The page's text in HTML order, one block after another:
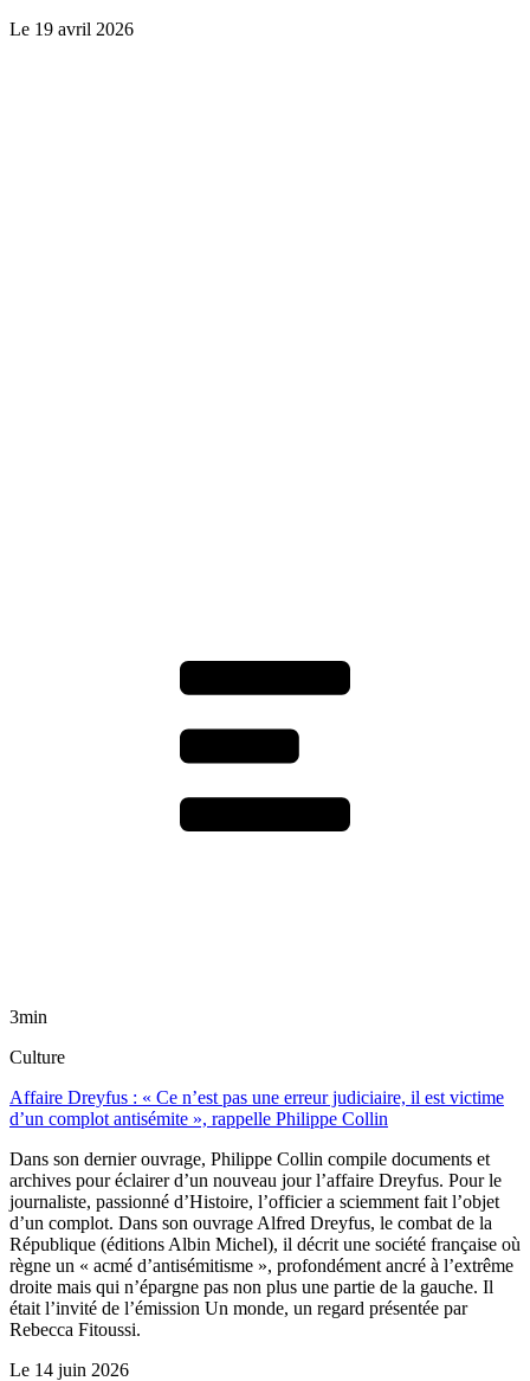
Le 19 avril 2026
3min
Culture
Affaire Dreyfus : « Ce n’est pas une erreur judiciaire, il est victime
d’un complot antisémite », rappelle Philippe Collin
Dans son dernier ouvrage, Philippe Collin compile documents et
archives pour éclairer d’un nouveau jour l’affaire Dreyfus. Pour le
journaliste, passionné d’Histoire, l’officier a sciemment fait l’objet
d’un complot. Dans son ouvrage Alfred Dreyfus, le combat de la
République (éditions Albin Michel), il décrit une société française où
règne un « acmé d’antisémitisme », profondément ancré à l’extrême
droite mais qui n’épargne pas non plus une partie de la gauche. Il
était l’invité de l’émission Un monde, un regard présentée par
Rebecca Fitoussi.
Le 14 juin 2026